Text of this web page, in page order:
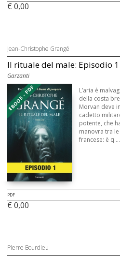
€ 0,00
Jean-Christophe Grangé
Il rituale del male: Episodio 1
Garzanti
EBOOK - PDF
L’aria è
della costa
Morvan deve
cadetto
potente, che
manovra tra
francese: è q ...
PDF
€ 0,00
Pierre Bourdieu